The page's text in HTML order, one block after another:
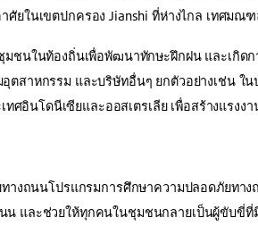
ศัยในเขตปกครอง Jianshi ที่ห่างไกล เทศมณ
ชนในท้องถิ่นเพื่อพัฒนาทักษะฝึกฝน และเกิด
สาหกรรม และบริษัทอื่นๆ ยกตัวอย่างเช่น ใ
ศอินโดนีเซียและออสเตรเลีย เพื่อสร้างแรง
างถนนโปรแกรมการศึกษาความปลอดภัยท
น และช่วยให้ทุกคนในชุมชนกลายเป็นผู้ขับ